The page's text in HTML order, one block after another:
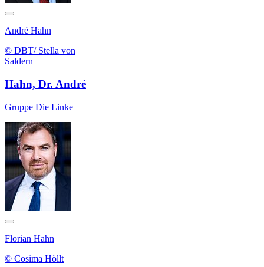
André Hahn
© DBT/ Stella von
Saldern
Hahn, Dr. André
Gruppe Die Linke
Florian Hahn
© Cosima Höllt